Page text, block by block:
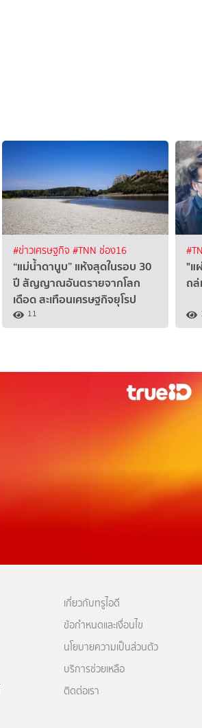
#ข่าวเศรษฐกิจ #TNN ช่อง16
“แม่น้ำดานูบ” แห้งสุดในรอบ 30
ปี สัญญาณอันตรายจากโลก
เดือด สะเทือนเศรษฐกิจยุโรป
11
"แ
ถล่
เกี่ยวกับทรูไอดี
ข้อกำหนดและเงื่อนไข
นโยบายความเป็นส่วนตัว
บริการช่วยเหลือ
ติดต่อเรา